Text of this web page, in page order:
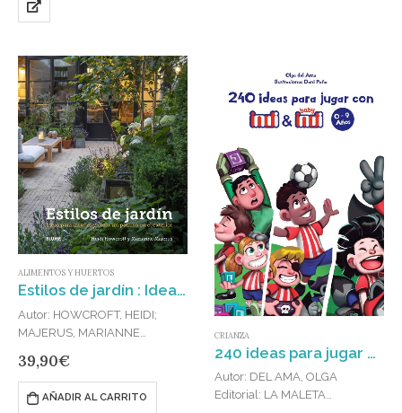
ALIMENTOS Y HUERTOS
Estilos de jardín : Ideas para diseñar y crear un paraíso en el exterior
Autor: HOWCROFT, HEIDI;
MAJERUS, MARIANNE
Publicado en: 2023
ISBN: 978-84-19499-37-0
* Elija a partir de una enorme
39,90€
AÑADIR AL CARRITO
CRIANZA
240 ideas para jugar con Indi y Baby Indi : 0-9 años
Autor: DEL AMA, OLGA
Editorial: LA MALETA